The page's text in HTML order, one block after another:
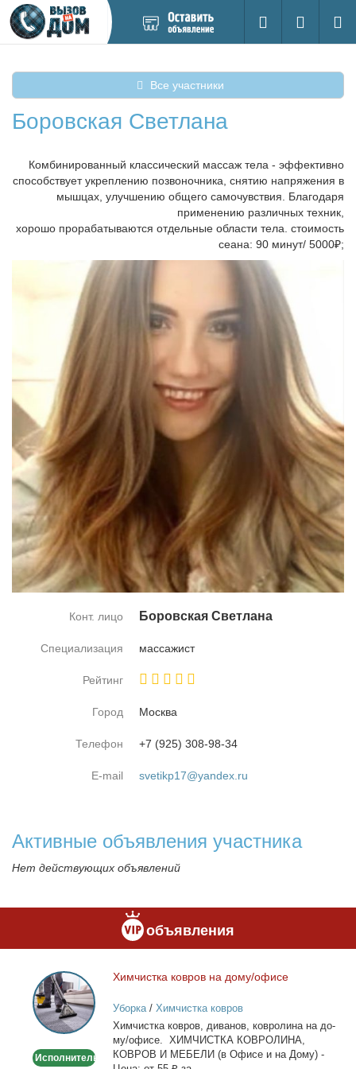
новое
Поиск
Вход на
Все участники
Боровская Светлана
Комбинированный классический массаж тела - эффективно
способствует укреплению позвоночника, снятию напряжения в
мышцах, улучшению общего самочувствия. Благодаря
применению различных техник,
хорошо прорабатываются отдельные области тела. стоимость
сеана: 90 минут/ 5000₽;
Конт. лицо Бо­ров­ская Свет­ла­на
Специализация мас­са­жист
Рейтинг
Город Москва
Телефон +7 (925) 308-98-34
E-mail svetikp17@yandex.ru
Активные объявления участника
Нет действующих объявлений
объявления
Химчистка
ковров
на
дому/
Исполнитель
Хим­чист­ка ков­ров на до­му/офи­се
Уборка/ Химчистка ковров
Хим­чист­ка ков­ров, ди­ва­нов, ков­ро­ли­на на до­
му/офи­се. ХИМЧИСТКА КОВРОЛИНА,
КОВРОВ И МЕБЕЛИ (в Офи­се и на До­му) -